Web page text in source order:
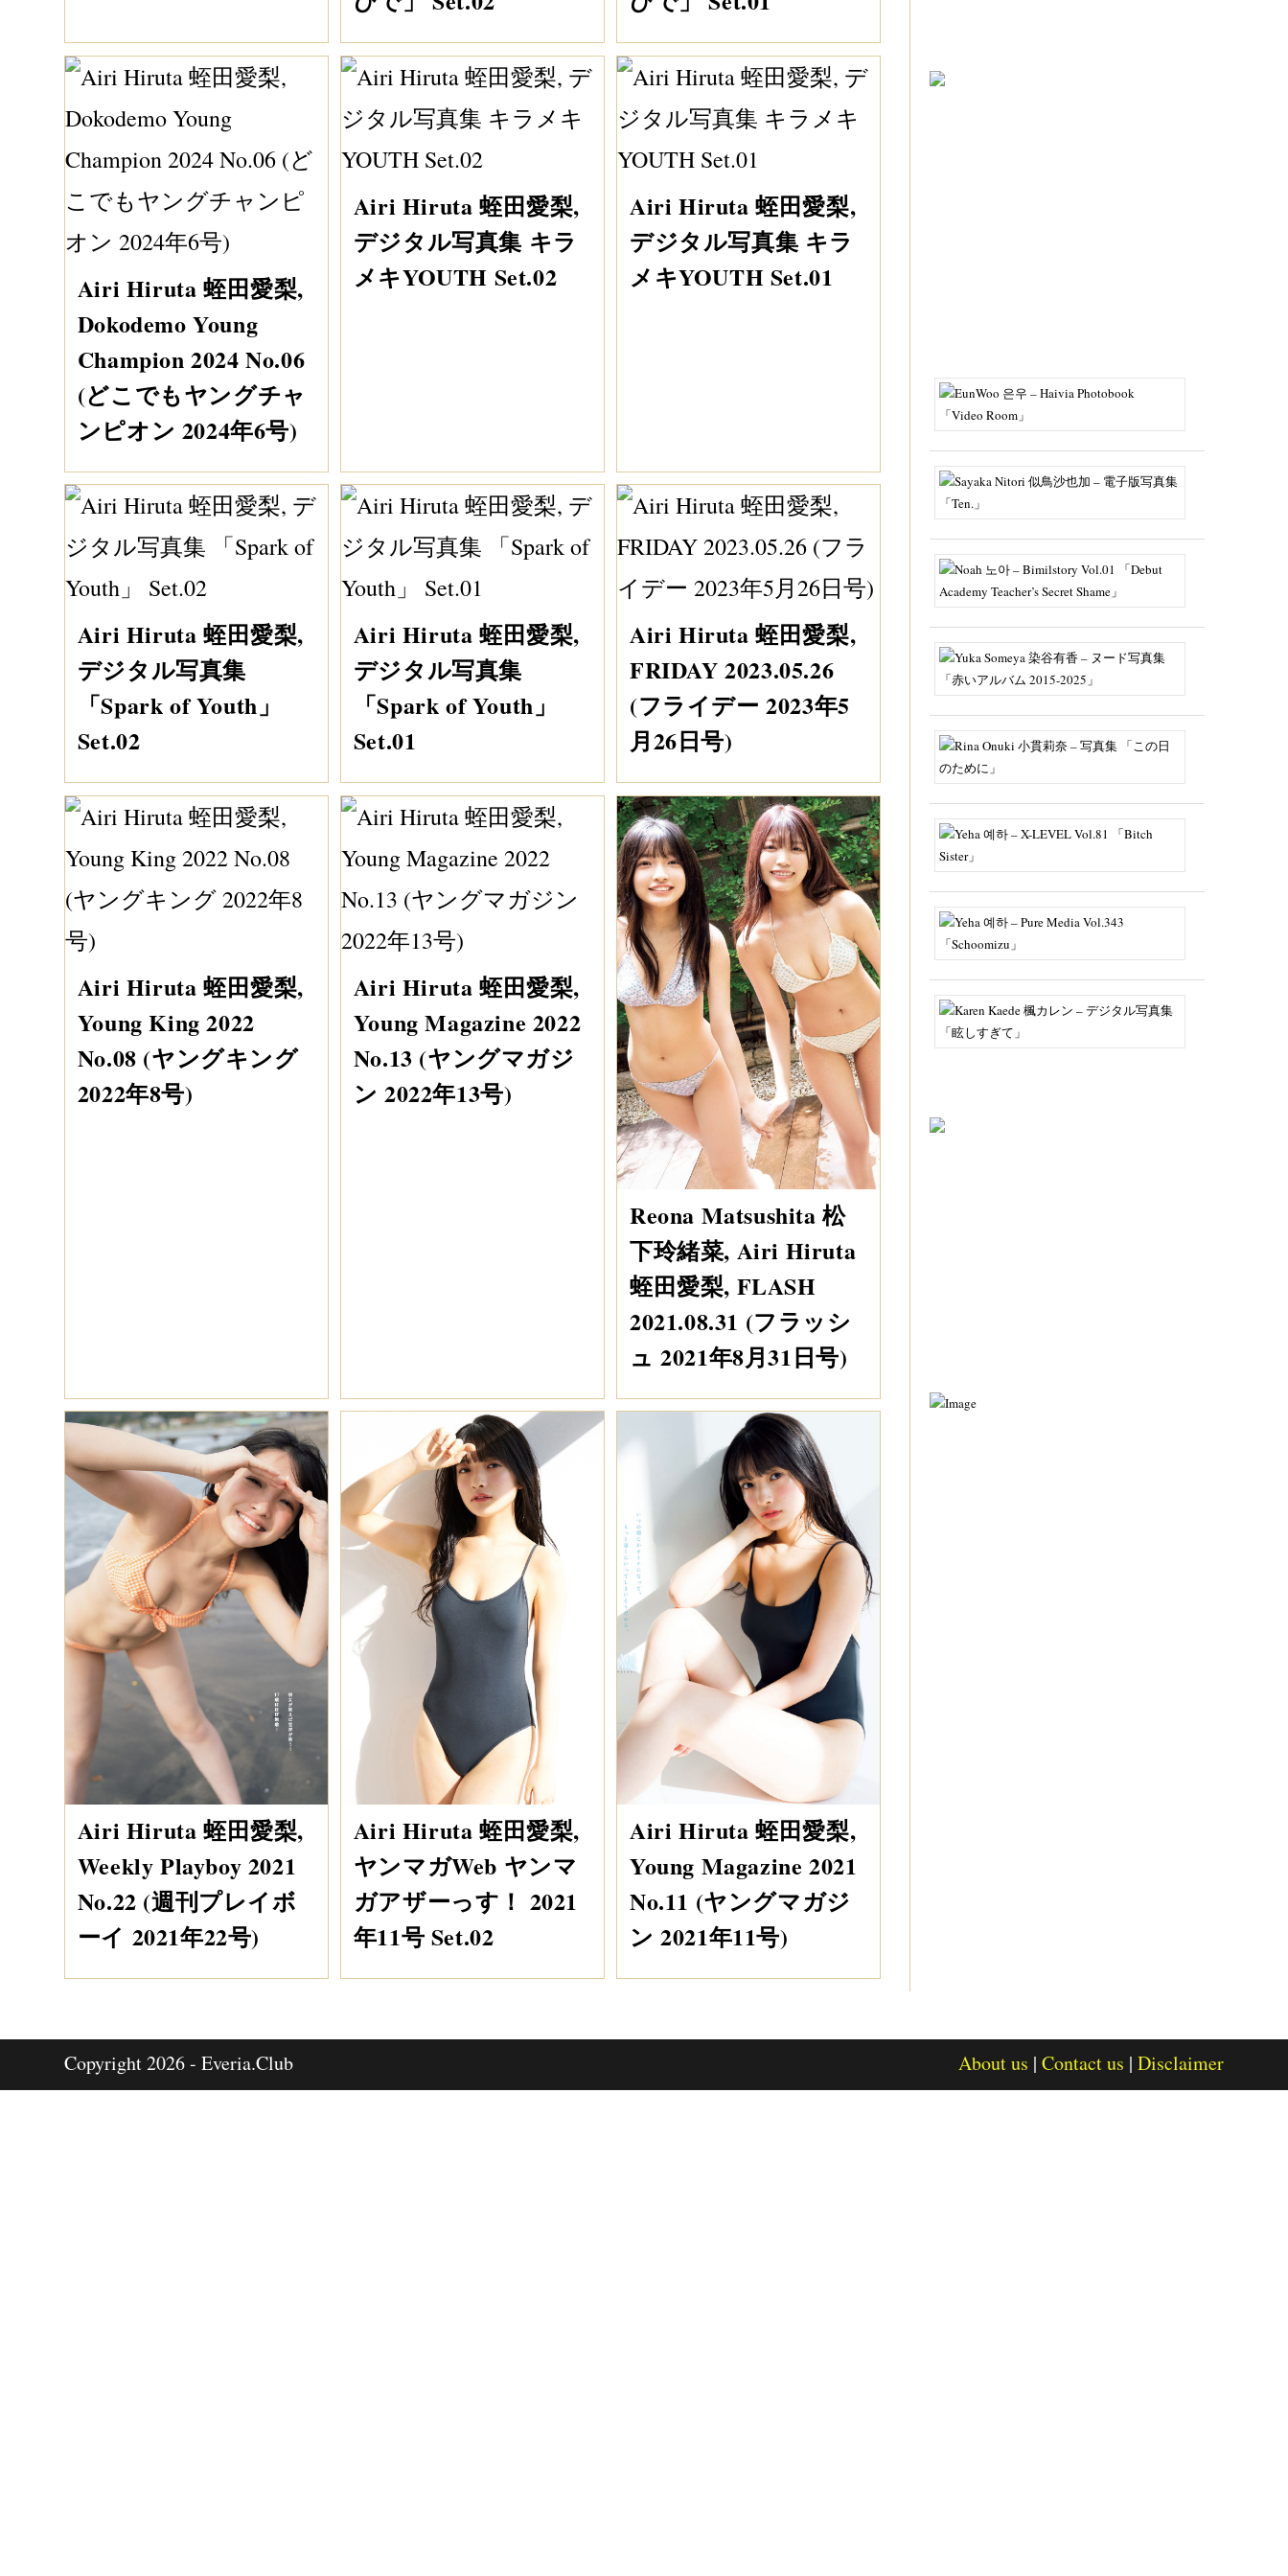
Airi Hiruta 蛭田愛梨,
Dokodemo Young
Champion 2024 No.06
(どこでもヤングチャ
ンピオン 2024年6号)
Airi Hiruta 蛭田愛梨,
デジタル写真集 キラ
メキYOUTH Set.02
Airi Hiruta 蛭田愛梨,
デジタル写真集 キラ
メキYOUTH Set.01
Airi Hiruta 蛭田愛梨,
デジタル写真集
「Spark of Youth」
Set.02
Airi Hiruta 蛭田愛梨,
デジタル写真集
「Spark of Youth」
Set.01
Airi Hiruta 蛭田愛梨,
FRIDAY 2023.05.26
(フライデー 2023年5
月26日号)
Airi Hiruta 蛭田愛梨,
Young King 2022
No.08 (ヤングキング
2022年8号)
Airi Hiruta 蛭田愛梨,
Young Magazine 2022
No.13 (ヤングマガジ
ン 2022年13号)
Reona Matsushita 松
下玲緒菜, Airi Hiruta
蛭田愛梨, FLASH
2021.08.31 (フラッシ
ュ 2021年8月31日号)
Airi Hiruta 蛭田愛梨,
Weekly Playboy 2021
No.22 (週刊プレイボ
ーイ 2021年22号)
Airi Hiruta 蛭田愛梨,
ヤンマガWeb ヤンマ
ガアザーっす！ 2021
年11号 Set.02
Airi Hiruta 蛭田愛梨,
Young Magazine 2021
No.11 (ヤングマガジ
ン 2021年11号)
About us Contact us Disclaimer
Copyright 2026 - Everia.Club